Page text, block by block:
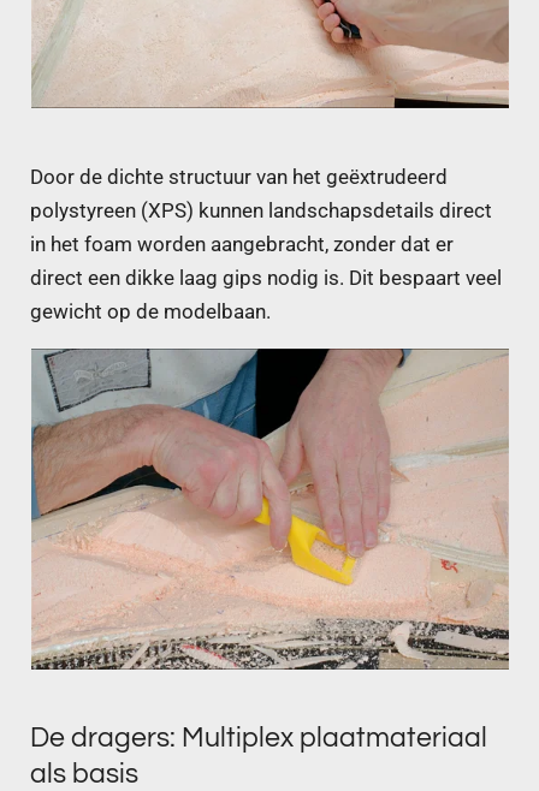
Door de dichte structuur van het geëxtrudeerd
polystyreen (XPS) kunnen landschapsdetails direct
in het foam worden aangebracht, zonder dat er
direct een dikke laag gips nodig is. Dit bespaart veel
gewicht op de modelbaan.
De dragers: Multiplex plaatmateriaal
als basis